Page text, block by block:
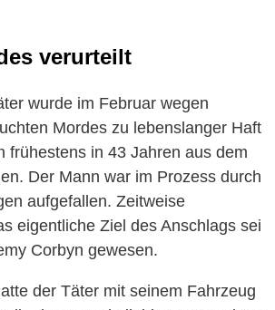
verurteilt
wurde im Februar wegen
Mordes zu lebenslanger Haft
frühestens in 43 Jahren aus dem
Der Mann war im Prozess durch
aufgefallen. Zeitweise
eigentliche Ziel des Anschlags sei
Corbyn gewesen.
der Täter mit seinem Fahrzeug